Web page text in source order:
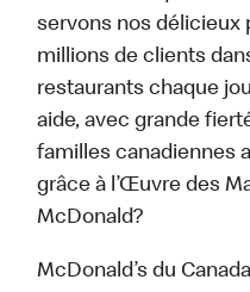
servons nos délicieux
millions de clients
restaurants chaque
aide, avec grande
familles canadiennes
grâce à l’Œuvre des
McDonald?
McDonald’s du